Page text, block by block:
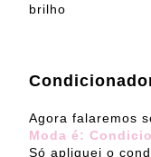
brilho
Agora falaremos
Moda é:
Só apliquei o